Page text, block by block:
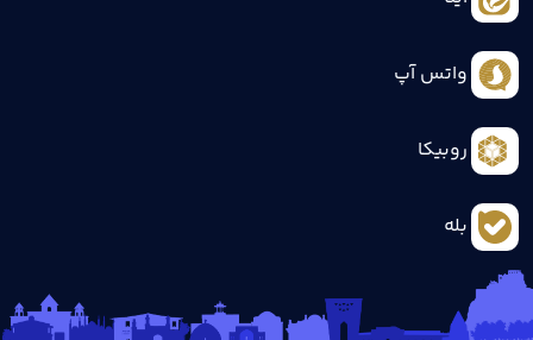
واتس آپ
روبیکا
بله